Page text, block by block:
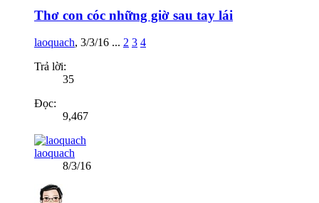
Thơ con cóc những giờ sau tay lái
laoquach, 3/3/16 ... 2 3 4
Trả lời:
35
Đọc:
9,467
laoquach
8/3/16